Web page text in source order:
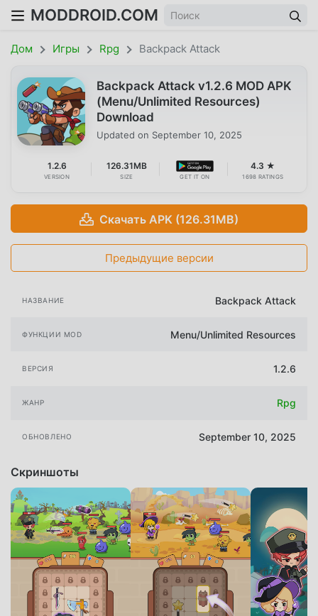
MODDROID.COM
Дом Игры Rpg Backpack Attack
Backpack Attack v1.2.6 MOD APK
(Menu/Unlimited Resources)
Download
Updated on September 10, 2025
1.2.6
VERSION
126.31MB
SIZE GET IT ON
4.3 ★
1698 RATINGS
Скачать APK (126.31MB)
Предыдущие версии
НАЗВАНИЕ Backpack Attack
ФУНКЦИИ MOD Menu/Unlimited Resources
ВЕРСИЯ 1.2.6
ЖАНР Rpg
ОБНОВЛЕНО September 10, 2025
Скриншоты